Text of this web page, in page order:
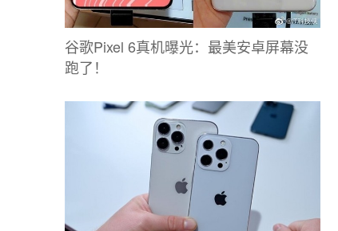
谷歌Pixel 6真机曝光：最美安卓屏幕没
跑了！